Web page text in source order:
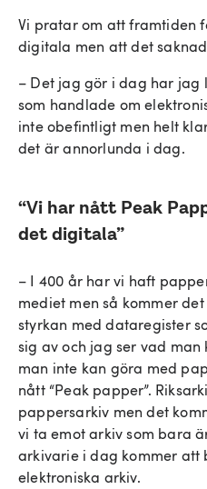
Vi pratar om att framtiden
digitala men att det
– Det jag gör i dag har
som handlade om
inte obefintligt men helt
det är annorlunda i dag.
“Vi har nått Peak
det digitala”
– I 400 år har vi haft
mediet men så kommer
styrkan med dataregister
sig av och jag ser vad man
man inte kan göra med
nått “Peak papper”.
pappersarkiv men det
vi ta emot arkiv som bara
arkivarie i dag kommer att
elektroniska arkiv.